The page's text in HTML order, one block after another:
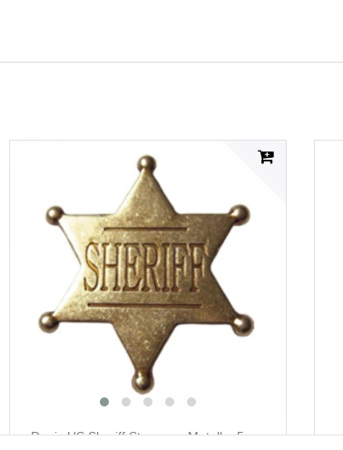
Denix US Sheriff Stern aus Metall – 5 cm